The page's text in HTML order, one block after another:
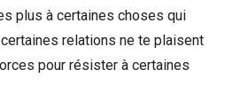
plus à certaines choses qui
relations ne te plaisent
pour résister à certaines